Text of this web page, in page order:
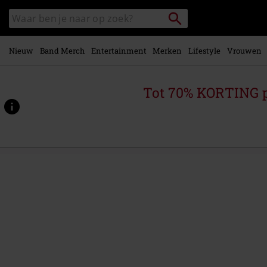
naar
hoofdinhoud
Zoek
in
catalogus
Packstation
zoeken
Nieuw Band Merch Entertainment Merken Lifestyle Vrouwen
Tot 70%